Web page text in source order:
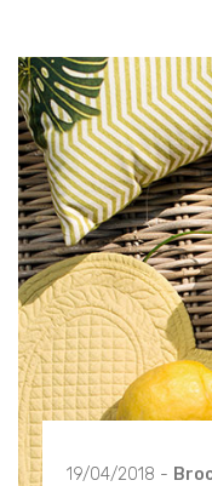
19/04/2018 -